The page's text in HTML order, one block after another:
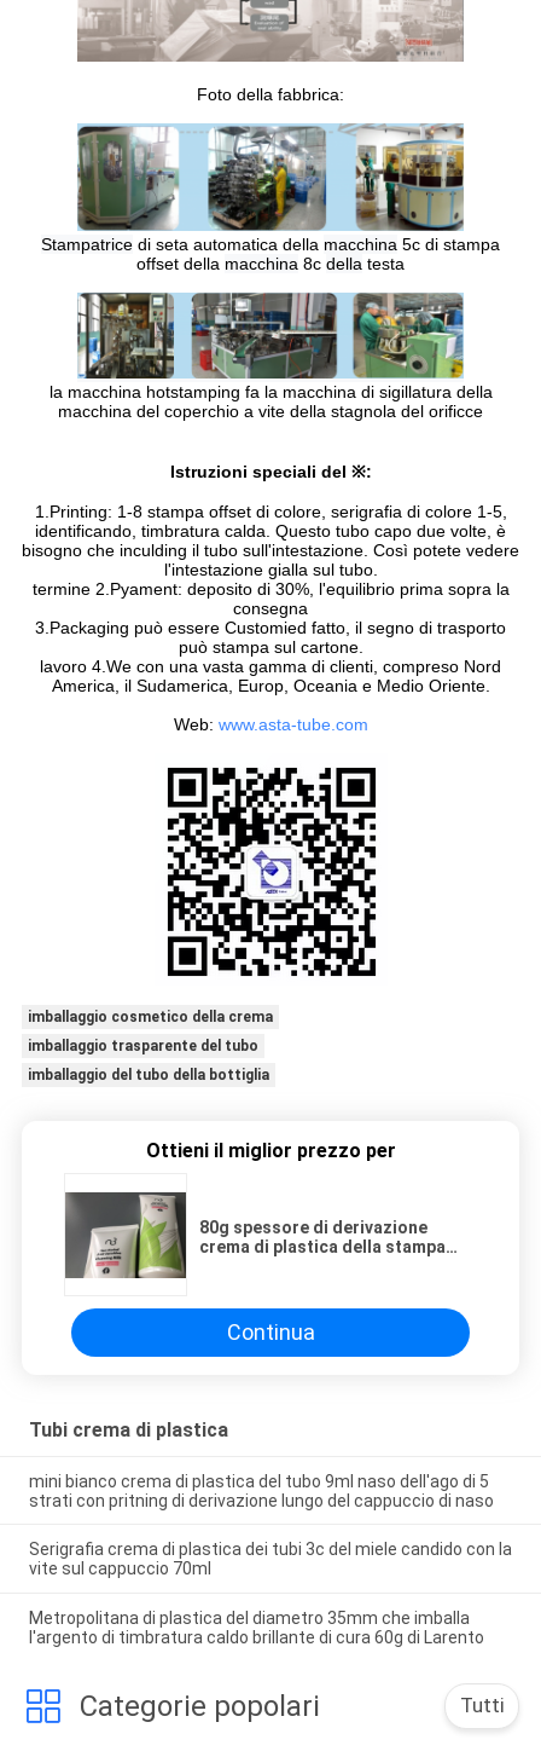
Foto della fabbrica:
Stampatrice di seta automatica della macchina 5c di stampa
offset della macchina 8c della testa
la macchina hotstamping fa la macchina di sigillatura della
macchina del coperchio a vite della stagnola del orificce
Istruzioni speciali del ※:
1.Printing: 1-8 stampa offset di colore, serigrafia di colore 1-5,
identificando, timbratura calda. Questo tubo capo due volte, è
bisogno che inculding il tubo sull'intestazione. Così potete vedere
l'intestazione gialla sul tubo.
termine 2.Pyament: deposito di 30%, l'equilibrio prima sopra la
consegna
3.Packaging può essere Customied fatto, il segno di trasporto
può stampa sul cartone.
lavoro 4.We con una vasta gamma di clienti, compreso Nord
America, il Sudamerica, Europ, Oceania e Medio Oriente.
Web: www.asta-tube.com
imballaggio cosmetico della crema
imballaggio trasparente del tubo
imballaggio del tubo della bottiglia
Ottieni il miglior prezzo per
80g spessore di derivazione
crema di plastica della stampa
Continua
Tubi crema di plastica
mini bianco crema di plastica del tubo 9ml naso dell'ago di 5
strati con pritning di derivazione lungo del cappuccio di naso
Serigrafia crema di plastica dei tubi 3c del miele candido con la
vite sul cappuccio 70ml
Metropolitana di plastica del diametro 35mm che imballa
l'argento di timbratura caldo brillante di cura 60g di Larento
Categorie popolari Tutti